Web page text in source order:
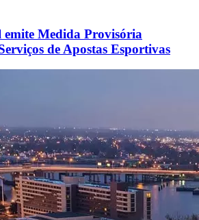
Medida Provisória
de Apostas Esportivas